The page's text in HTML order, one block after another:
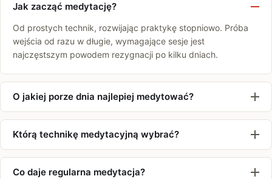
Jak zacząć medytację?
Od prostych technik, rozwijając praktykę stopniowo. Próba
wejścia od razu w długie, wymagające sesje jest
najczęstszym powodem rezygnacji po kilku dniach.
O jakiej porze dnia najlepiej medytować?
Którą technikę medytacyjną wybrać?
Co daje regularna medytacja?